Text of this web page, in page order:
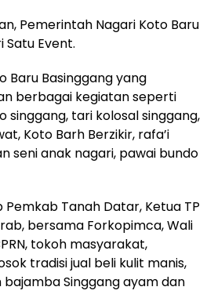
Pemerintah Nagari Koto Baru
Event.
Baru Basinggang yang
berbagai kegiatan seperti
singgang, tari kolosal singgang,
Koto Barh Berzikir, rafa’i
seni anak nagari, pawai bundo
Tanah Datar, Ketua TP
bersama Forkopimca, Wali
tokoh masyarakat,
tradisi jual beli kulit manis,
Singgang ayam dan